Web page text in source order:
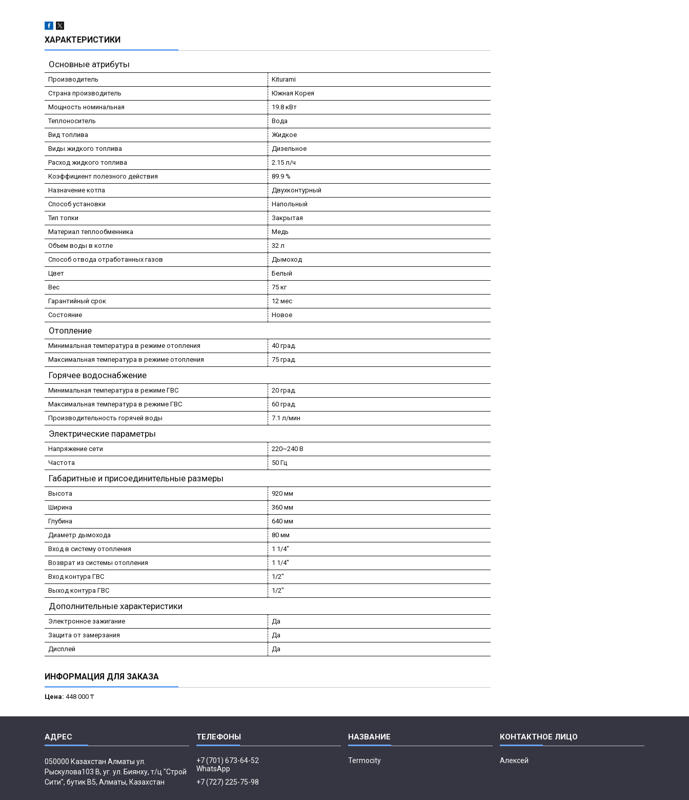
ХАРАКТЕРИСТИКИ
Основные атрибуты
Производитель
Kiturami
Страна производитель
Южная Корея
Мощность номинальная
19.8 кВт
Теплоноситель
Вода
Вид топлива
Жидкое
Виды жидкого топлива
Дизельное
Расход жидкого топлива
2.15 л/ч
Коэффициент полезного действия
89.9 %
Назначение котла
Двухконтурный
Способ установки
Напольный
Тип топки
Закрытая
Материал теплообменника
Медь
Объем воды в котле
32 л
Способ отвода отработанных газов
Дымоход
Цвет
Белый
Вес
75 кг
Гарантийный срок
12 мес
Состояние
Новое
Отопление
Минимальная температура в режиме отопления
40 град.
Максимальная температура в режиме отопления
75 град.
Горячее водоснабжение
Минимальная температура в режиме ГВС
20 град.
Максимальная температура в режиме ГВС
60 град.
Производительность горячей воды
7.1 л/мин
Электрические параметры
Напряжение сети
220~240 В
Частота
50 Гц
Габаритные и присоединительные размеры
Высота
920 мм
Ширина
360 мм
Глубина
640 мм
Диаметр дымохода
80 мм
Вход в систему отопления
1 1/4"
Возврат из системы отопления
1 1/4"
Вход контура ГВС
1/2"
Выход контура ГВС
1/2"
Дополнительные характеристики
Электронное зажигание
Да
Защита от замерзания
Да
Дисплей
Да
ИНФОРМАЦИЯ ДЛЯ ЗАКАЗА
Цена: 448 000 ₸
050000 Казахстан Алматы ул.
Рыскулова103 В, уг. ул. Биянху, т/ц "Строй
Сити", бутик В5, Алматы, Казахстан
+7 (701) 673-64-52
WhatsApp
+7 (727) 225-75-98
Termocity Алексей